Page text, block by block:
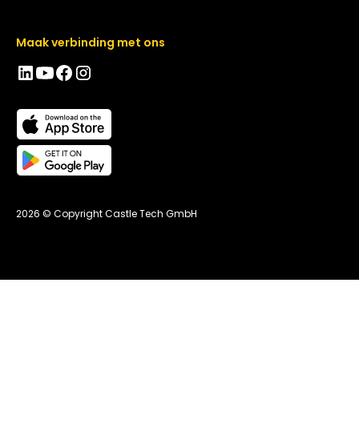
Maak verbinding met ons
2026 © Copyright Castle Tech GmbH